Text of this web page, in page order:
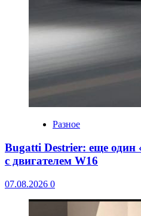
Разное
Bugatti Destrier: еще один
с двигателем W16
07.08.2026 0